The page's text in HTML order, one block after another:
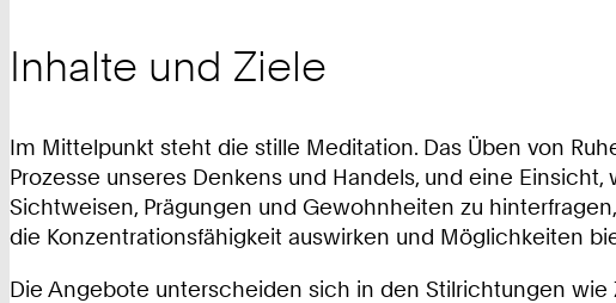
Inhalte und Ziele
Im Mittelpunkt steht die stille Meditation. Das Üben von
Prozesse unseres Denkens und Handels, und eine
Sichtweisen, Prägungen und Gewohnheiten zu
die Konzentrationsfähigkeit auswirken und Möglichkeiten
Die Angebote unterscheiden sich in den Stilrichtungen wie